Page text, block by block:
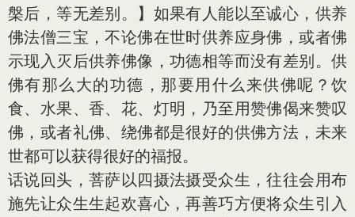
槃后，等无差别。】如果有人能以至诚心，供养
佛法僧三宝，不论佛在世时供养应身佛，或者佛
示现入灭后供养佛像，功德相等而没有差别。供
佛有那么大的功德，那要用什么来供佛呢？饮
食、水果、香、花、灯明，乃至用赞佛偈来赞叹
佛，或者礼佛、绕佛都是很好的供佛方法，未来
世都可以获得很好的福报。
话说回头，菩萨以四摄法摄受众生，往往会用布
施先让众生生起欢喜心，再善巧方便将众生引入